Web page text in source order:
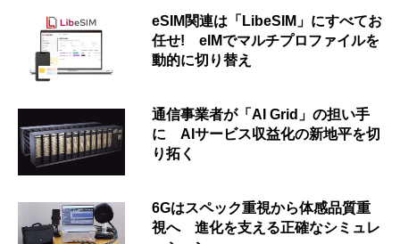
eSIM関連は「LibeSIM」にすべてお
任せ! eIMでマルチプロファイルを
動的に切り替え
通信事業者が「AI Grid」の担い手
に AIサービス収益化の新地平を切
り拓く
6Gはスペック重視から体感品質重
視へ 進化を支える正確なシミュレ